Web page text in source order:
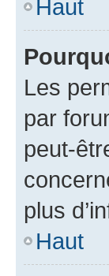
Haut
Les
par
peut-
plus
Haut